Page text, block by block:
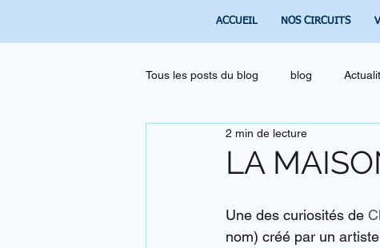
ACCUEIL NOS CIRCUITS
Tous les posts du blog blog
LA
2 min de lecture
Une des curiosités de
nom) créé par un